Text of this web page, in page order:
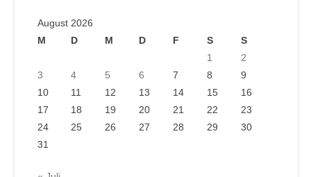
August 2026
M
D M D F S
S
1
2
3
4 5 6 7 8
9
10
11 12 13 14 15
16
17
18 19 20 21 22
23
24
25 26 27 28 29
30
31